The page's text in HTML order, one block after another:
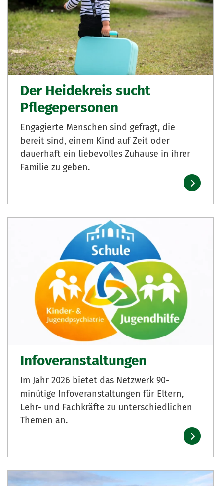
Der Heidekreis sucht
Pflegepersonen
Engagierte Menschen sind gefragt, die
bereit sind, einem Kind auf Zeit oder
dauerhaft ein liebevolles Zuhause in ihrer
Familie zu geben.
Infoveranstaltungen
Im Jahr 2026 bietet das Netzwerk 90-
minütige Infoveranstaltungen für Eltern,
Lehr- und Fachkräfte zu unterschiedlichen
Themen an.